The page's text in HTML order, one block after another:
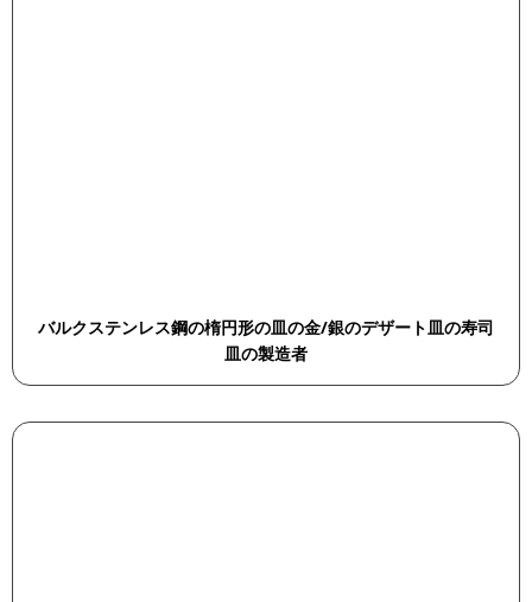
バルクステンレス鋼の楕円形の皿の金/銀のデザート皿の寿司
皿の製造者